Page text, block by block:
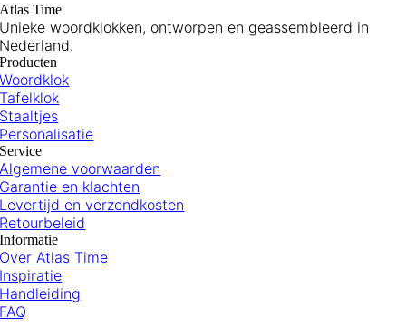
kan
gekozen
Atlas Time
Unieke woordklokken, ontworpen en geassembleerd in
Nederland.
Producten
Woordklok
Tafelklok
Staaltjes
Personalisatie
Service
Algemene voorwaarden
Garantie en klachten
Levertijd en verzendkosten
Retourbeleid
Informatie
Over Atlas Time
Inspiratie
Handleiding
FAQ